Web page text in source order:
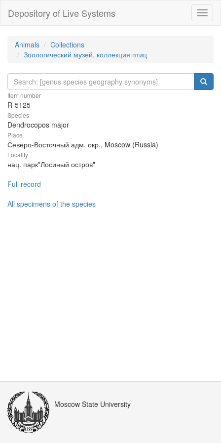
Depository of Live Systems
Animals
Collections
Зоологический музей, коллекция птиц
Item number
R-5125
Species
Dendrocopos major
Place
Северо-Восточный адм. окр., Moscow (Russia)
Locality
нац. парк"Лосиный остров"
Full record
All specimens of the species
Moscow State University